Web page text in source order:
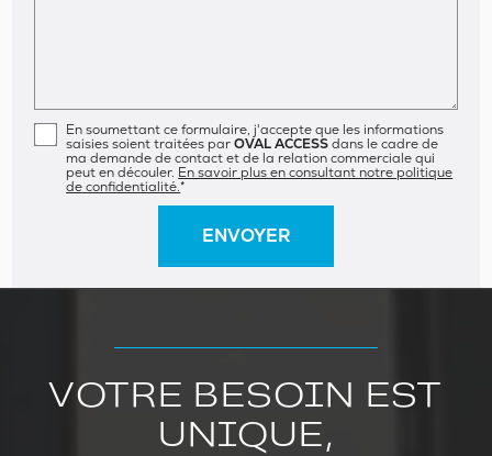
En soumettant ce formulaire, j'accepte que les informations
saisies soient traitées parOVAL ACCESSdans le cadre de
ma demande de contact et de la relation commerciale qui
peut en découler. En savoir plus en consultant notre politique
de confidentialité.*
VOTRE BESOIN EST
UNIQUE,